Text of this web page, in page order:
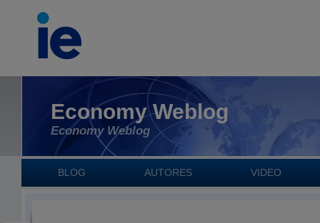
Economy Weblog
Economy Weblog
BLOG AUTORES VIDEO